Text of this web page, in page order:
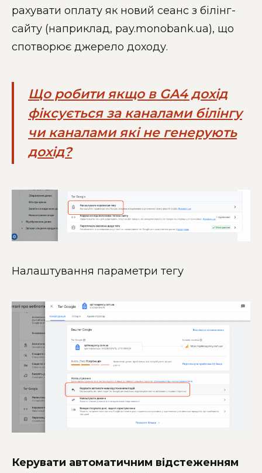
рахувати оплату як новий сеанс з білінг-
сайту (наприклад, pay.monobank.ua), що
спотворює джерело доходу.
Що робити якщо в GA4 дохід
фіксується за каналами білінгу
чи каналами які не генерують
дохід?
Налаштування параметри тегу
Керувати автоматичним відстеженням